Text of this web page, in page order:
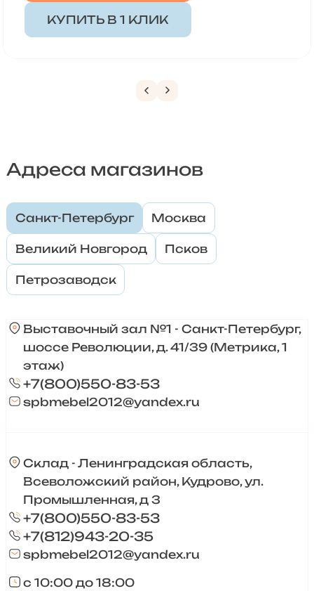
КУПИТЬ В 1 КЛИК
Адреса магазинов
Санкт-Петербург Москва
Великий Новгород Псков
Петрозаводск
Выставочный зал №1 - Санкт-Петербург,
шоссе Революции, д. 41/39 (Метрика, 1
этаж)
+7(800)550-83-53
spbmebel2012@yandex.ru
Склад - Ленинградская область,
Всеволожский район, Кудрово, ул.
Промышленная, д 3
+7(800)550-83-53
+7(812)943-20-35
spbmebel2012@yandex.ru
с 10:00 до 18:00